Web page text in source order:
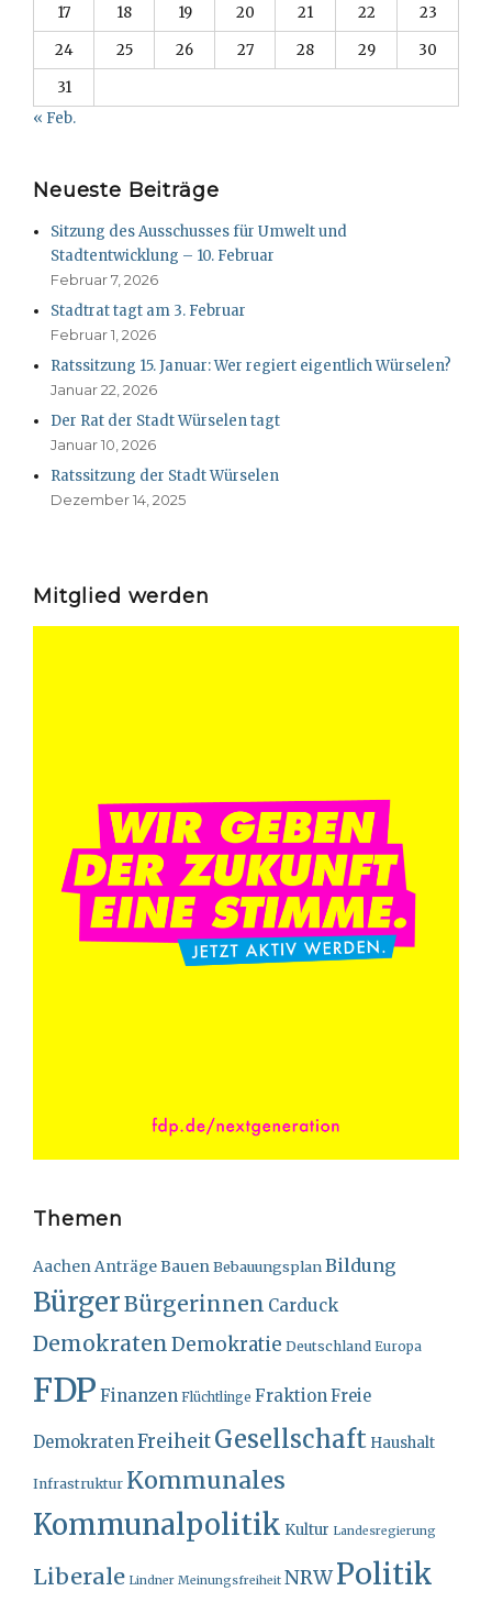
17 18 19 20 21 22
23
24
25 26 27 28 29
30
31
« Feb.
Neueste Beiträge
Sitzung des Ausschusses für Umwelt und
Stadtentwicklung – 10. Februar
Februar 7, 2026
Stadtrat tagt am 3. Februar
Februar 1, 2026
Ratssitzung 15. Januar: Wer regiert eigentlich Würselen?
Januar 22, 2026
Der Rat der Stadt Würselen tagt
Januar 10, 2026
Ratssitzung der Stadt Würselen
Dezember 14, 2025
Mitglied werden
Themen
AachenAnträgeBauenBebauungsplanBildung
BürgerBürgerinnen Carduck
Demokraten Demokratie Deutschland Europa
FDP Finanzen Flüchtlinge Fraktion Freie
Demokraten FreiheitGesellschaft Haushalt
Infrastruktur Kommunales
Kommunalpolitik Kultur Landesregierung
Liberale Lindner Meinungsfreiheit NRWPolitik